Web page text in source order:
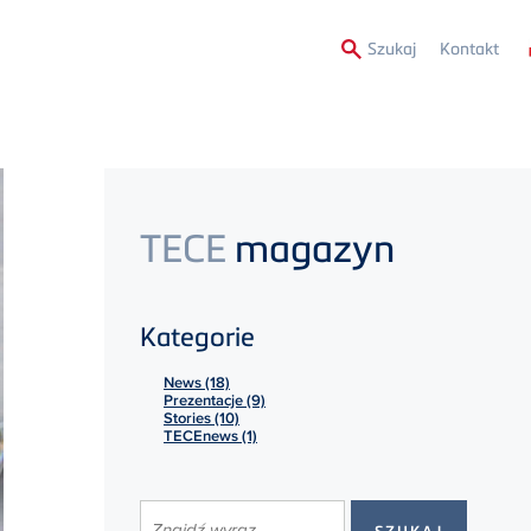
Szukaj Kontakt
TECE magazyn
Kategorie
News (18)
Prezentacje (9)
Stories (10)
TECEnews (1)